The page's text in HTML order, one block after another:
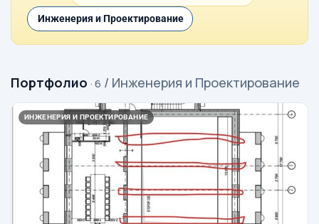
Инженерия и Проектирование
Портфолио · 6 / Инженерия и Проектирование
ИНЖЕНЕРИЯ И ПРОЕКТИРОВАНИЕ